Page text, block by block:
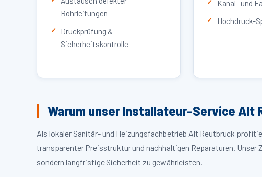
Rohrleitungen
Druckprüfung &
Sicherheitskontrolle
Kanal- und
Hochdruck-
Warum unser Installateur-Service Alt
Als lokaler Sanitär- und Heizungsfachbetrieb Alt Reutbruck
transparenter Preisstruktur und nachhaltigen Reparaturen. Unser
sondern langfristige Sicherheit zu gewährleisten.